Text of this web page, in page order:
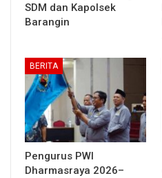
SDM dan Kapolsek
Barangin
BERITA
Pengurus PWI
Dharmasraya 2026–